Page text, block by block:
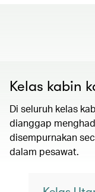
Kelas kabin
Di seluruh kelas
dianggap
disempurnakan
dalam pesawat.